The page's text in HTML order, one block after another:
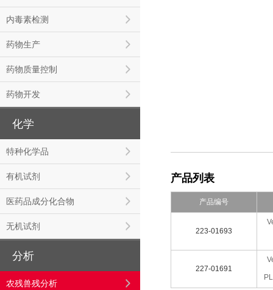
内毒素检测
药物生产
药物质量控制
药物开发
化学
特种化学品
有机试剂
医药品成分化合物
无机试剂
分析
农残兽残分析
产品列表
产品编号
223-01693
227-01691